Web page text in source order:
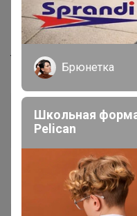
14 августа, 2020 11:12
apellsinka, а из
тоже рядами?
apellsinka
Великий
14 августа, 2020 11:31
Брюнетка
Школьная
Pelican